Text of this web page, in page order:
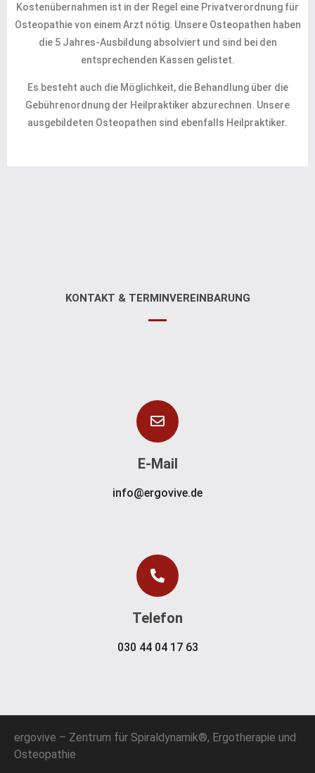
Kostenübernahmen ist in der Regel eine Privatverordnung für
Osteopathie von einem Arzt nötig. Unsere Osteopathen haben
die 5 Jahres-Ausbildung absolviert und sind bei den
entsprechenden Kassen gelistet.
Es besteht auch die Möglichkeit, die Behandlung über die
Gebührenordnung der Heilpraktiker abzurechnen. Unsere
ausgebildeten Osteopathen sind ebenfalls Heilpraktiker.
KONTAKT & TERMINVEREINBARUNG
E-Mail
info@ergovive.de
Telefon
030 44 04 17 63
ergovive – Zentrum für Spiraldynamik®, Ergotherapie und
Osteopathie